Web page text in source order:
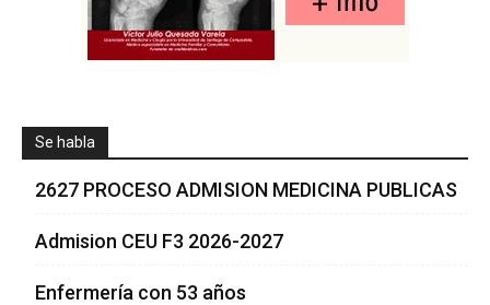
Se habla
2627 PROCESO ADMISION MEDICINA PUBLICAS
Admision CEU F3 2026-2027
Enfermería con 53 años